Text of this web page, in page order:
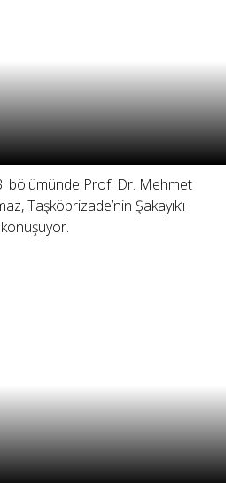
bölümünde Prof. Dr. Mehmet
Taşköprizade’nin Şakayık’ı